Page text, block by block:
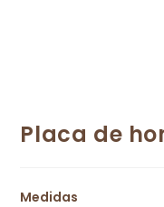
Placa de
Medidas